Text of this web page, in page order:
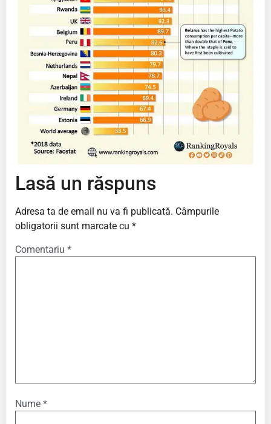
Lasă un răspuns
Adresa ta de email nu va fi publicată. Câmpurile
obligatorii sunt marcate cu *
Comentariu *
Nume *